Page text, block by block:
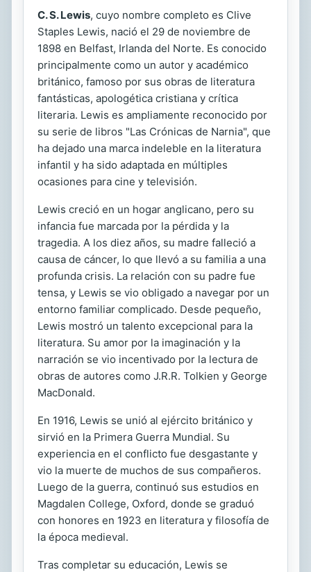
C. S. Lewis, cuyo nombre completo es Clive
Staples Lewis, nació el 29 de noviembre de
1898 en Belfast, Irlanda del Norte. Es conocido
principalmente como un autor y académico
británico, famoso por sus obras de literatura
fantásticas, apologética cristiana y crítica
literaria. Lewis es ampliamente reconocido por
su serie de libros "Las Crónicas de Narnia", que
ha dejado una marca indeleble en la literatura
infantil y ha sido adaptada en múltiples
ocasiones para cine y televisión.
Lewis creció en un hogar anglicano, pero su
infancia fue marcada por la pérdida y la
tragedia. A los diez años, su madre falleció a
causa de cáncer, lo que llevó a su familia a una
profunda crisis. La relación con su padre fue
tensa, y Lewis se vio obligado a navegar por un
entorno familiar complicado. Desde pequeño,
Lewis mostró un talento excepcional para la
literatura. Su amor por la imaginación y la
narración se vio incentivado por la lectura de
obras de autores como J.R.R. Tolkien y George
MacDonald.
En 1916, Lewis se unió al ejército británico y
sirvió en la Primera Guerra Mundial. Su
experiencia en el conflicto fue desgastante y
vio la muerte de muchos de sus compañeros.
Luego de la guerra, continuó sus estudios en
Magdalen College, Oxford, donde se graduó
con honores en 1923 en literatura y filosofía de
la época medieval.
Tras completar su educación, Lewis se